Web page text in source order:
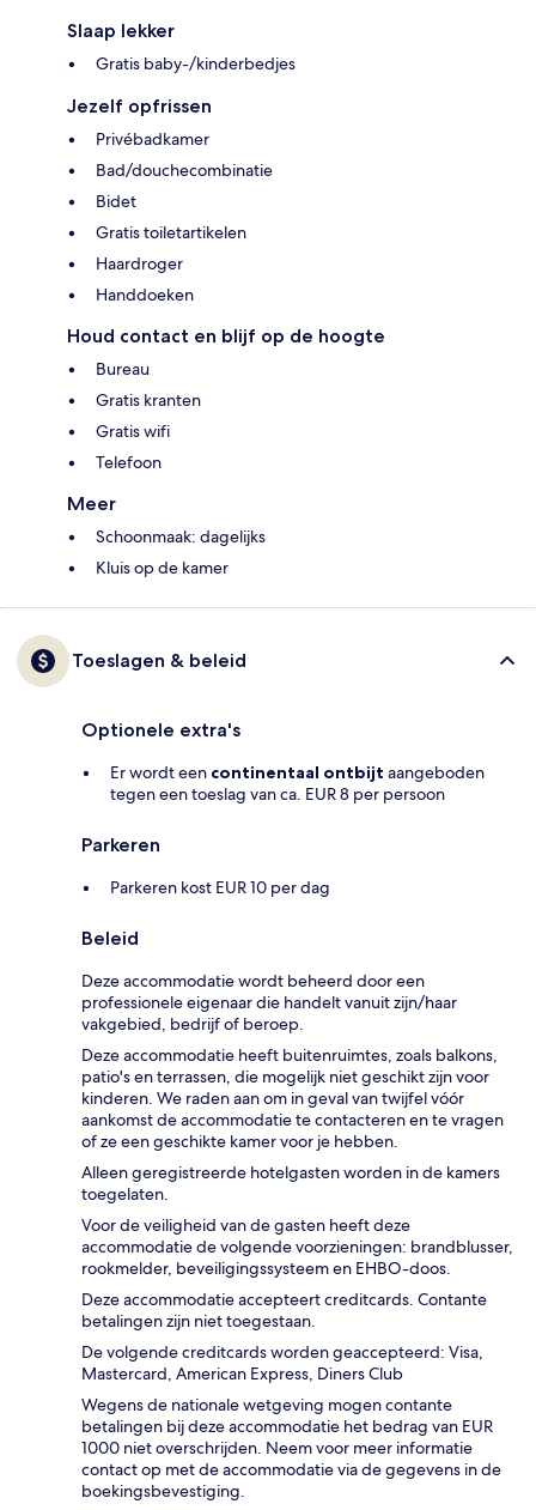
Slaap lekker
Gratis baby-/kinderbedjes
Jezelf opfrissen
Privébadkamer
Bad/douchecombinatie
Bidet
Gratis toiletartikelen
Haardroger
Handdoeken
Houd contact en blijf op de hoogte
Bureau
Gratis kranten
Gratis wifi
Telefoon
Meer
Schoonmaak: dagelijks
Kluis op de kamer
Toeslagen & beleid
Optionele extra's
Er wordt een continentaal ontbijt aangeboden
tegen een toeslag van ca. EUR 8 per persoon
Parkeren
Parkeren kost EUR 10 per dag
Beleid
Deze accommodatie wordt beheerd door een
professionele eigenaar die handelt vanuit zijn/haar
vakgebied, bedrijf of beroep.
Deze accommodatie heeft buitenruimtes, zoals balkons,
patio's en terrassen, die mogelijk niet geschikt zijn voor
kinderen. We raden aan om in geval van twijfel vóór
aankomst de accommodatie te contacteren en te vragen
of ze een geschikte kamer voor je hebben.
Alleen geregistreerde hotelgasten worden in de kamers
toegelaten.
Voor de veiligheid van de gasten heeft deze
accommodatie de volgende voorzieningen: brandblusser,
rookmelder, beveiligingssysteem en EHBO-doos.
Deze accommodatie accepteert creditcards. Contante
betalingen zijn niet toegestaan.
De volgende creditcards worden geaccepteerd: Visa,
Mastercard, American Express, Diners Club
Wegens de nationale wetgeving mogen contante
betalingen bij deze accommodatie het bedrag van EUR
1000 niet overschrijden. Neem voor meer informatie
contact op met de accommodatie via de gegevens in de
boekingsbevestiging.